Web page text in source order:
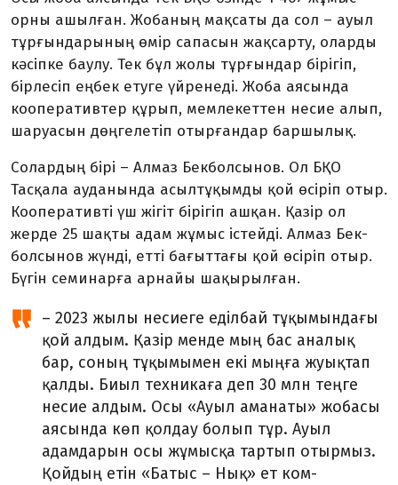
орны ашылған. Жоба­ның мақсаты да сол – ауыл
тұр­ғын­дарының өмір сапасын жақ­сарту, оларды
кәсіпке баулу. Тек бұл жолы тұрғындар бірігіп,
бірле­сіп еңбек етуге үйренеді. Жоба аясында
кооперативтер құрып, мем­лекеттен несие алып,
шаруа­сын дөңгелетіп отырғандар бар­шы­лық.
Солардың бірі – Алмаз Бек­бол­сынов. Ол БҚО
Тасқала аудан­ында асылтұқымды қой өсіріп отыр.
Кооперативті үш жігіт бірі­гіп ашқан. Қазір ол
жерде 25 шақ­ты адам жұмыс істейді. Алмаз Бек­­
болсынов жүнді, етті бағыттағы қой өсіріп отыр.
Бүгін семинарға арнайы шақырылған.
– 2023 жылы несиеге еділбай тұқымындағы
қой алдым. Қазір менде мың бас ана­лық
бар, соның тұқымымен екі мың­ға жуықтап
қалды. Биыл тех­никаға деп 30 млн теңге
несие ал­дым. Осы «Ауыл аманаты» жоба­сы
аясында көп қолдау болып тұр. Ауыл
адамдарын осы жұмысқа тар­тып отырмыз.
Қойдың етін «Батыс – Нық» ет ком­­